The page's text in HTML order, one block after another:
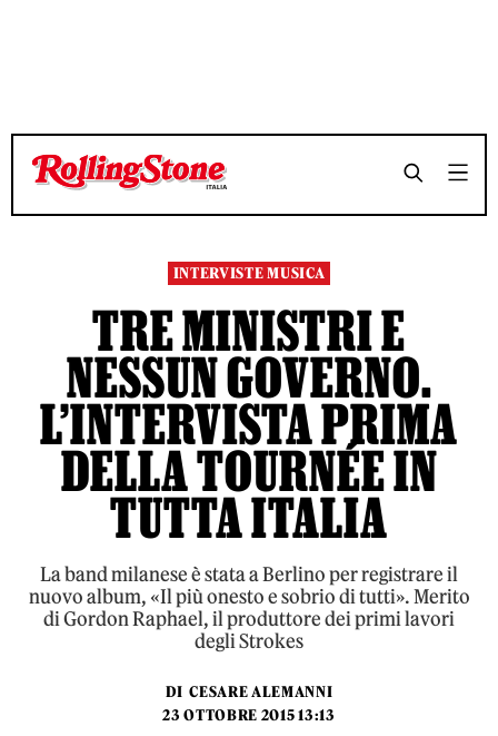
TEMPO DI LETTURA 6 MINUTI SHARE
TEMPO DI LETTURA 6 MINUTI SHARE
INTERVISTE MUSICA
TRE MINISTRI E
NESSUN GOVERNO.
L’INTERVISTA PRIMA
DELLA TOURNÉE IN
TUTTA ITALIA
La band milanese è stata a Berlino per registrare il
nuovo album, «Il più onesto e sobrio di tutti». Merito
di Gordon Raphael, il produttore dei primi lavori
degli Strokes
DI CESARE ALEMANNI
23 OTTOBRE 2015 13:13